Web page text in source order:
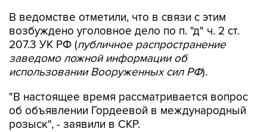
В ведомстве отметили, что в связи с этим
возбуждено уголовное дело по п. "д" ч. 2 ст.
207.3 УК РФ (публичное распространение
заведомо ложной информации об
использовании Вооруженных сил РФ).
"В настоящее время рассматривается вопрос
об объявлении Гордеевой в международный
розыск", - заявили в СКР.